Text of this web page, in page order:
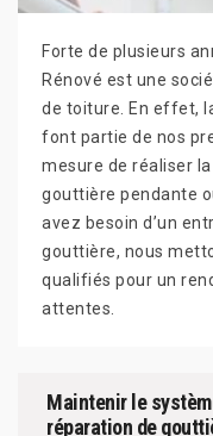
Forte de plusieurs
Rénové est une
de toiture. En effet,
font partie de nos
mesure de réaliser
gouttière pendante
avez besoin d’un
gouttière, nous
qualifiés pour un
attentes.
Maintenir le
réparation de